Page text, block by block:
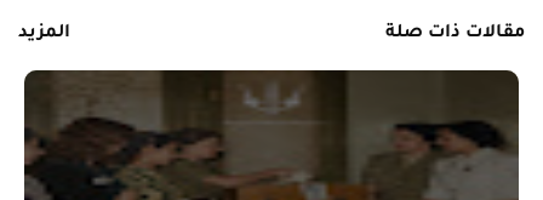
مقالات ذات صلة المزيد